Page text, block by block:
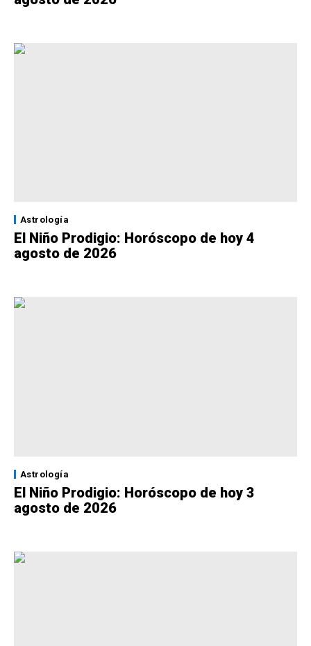
Astrología
El Niño Prodigio: Horóscopo de hoy 4
agosto de 2026
Astrología
El Niño Prodigio: Horóscopo de hoy 3
agosto de 2026